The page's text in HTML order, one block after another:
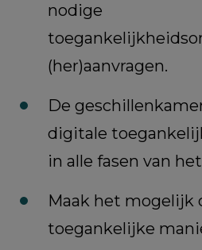
nodige
(her)aanvragen.
De
digitale
in alle fasen van
Maak het mogelijk
toegankelijke